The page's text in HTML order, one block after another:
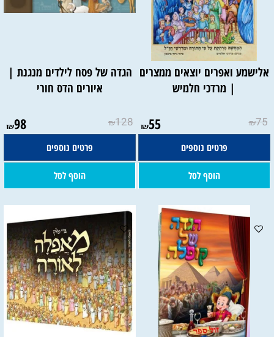
אלישמע ואפרים יוצאים ממצרים
| מרדכי חלמיש
₪75
₪55
פרטים נוספים
הוסף לסל
הגדה של פסח לילדים מנגנת |
איורים הדס חורי
₪128
₪98
פרטים נוספים
הוסף לסל